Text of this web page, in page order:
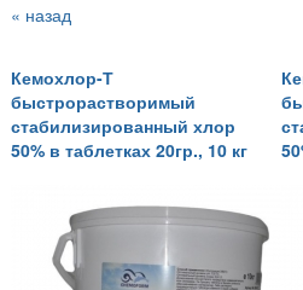
« назад
Кемохлор-Т
быстрорастворимый
стабилизированный хлор
50% в таблетках 20гр., 10 кг